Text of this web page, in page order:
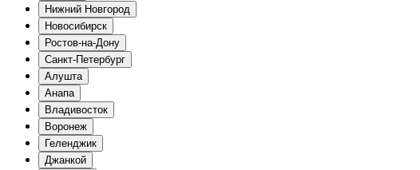
Нижний Новгород
Новосибирск
Ростов-на-Дону
Санкт-Петербург
Алушта
Анапа
Владивосток
Воронеж
Геленджик
Джанкой